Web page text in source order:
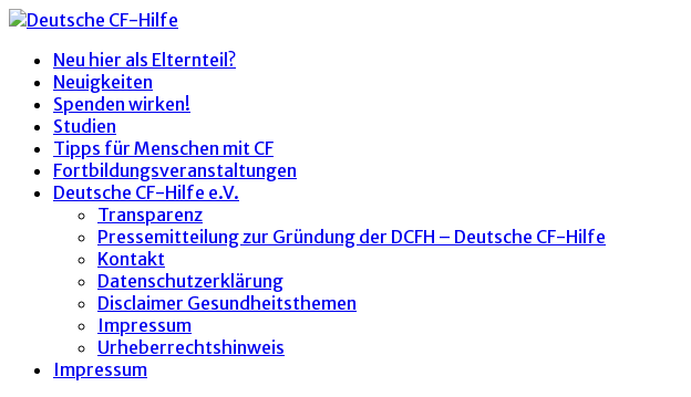
Neu hier als Elternteil?
Neuigkeiten
Spenden wirken!
Studien
Tipps für Menschen mit CF
Fortbildungsveranstaltungen
Deutsche CF-Hilfe e.V.
Transparenz
Pressemitteilung zur Gründung der DCFH – Deutsche CF-Hilfe
Kontakt
Datenschutzerklärung
Disclaimer Gesundheitsthemen
Impressum
Urheberrechtshinweis
Impressum